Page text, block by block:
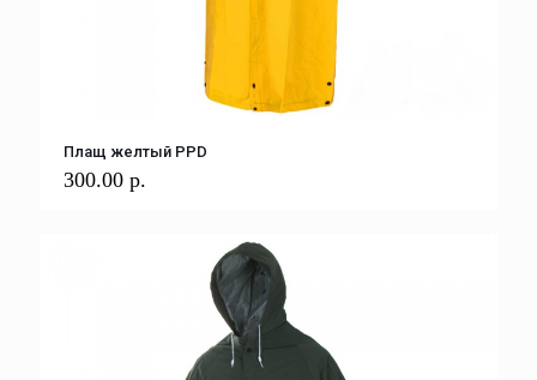
Плащ желтый PPD
300.00 р.